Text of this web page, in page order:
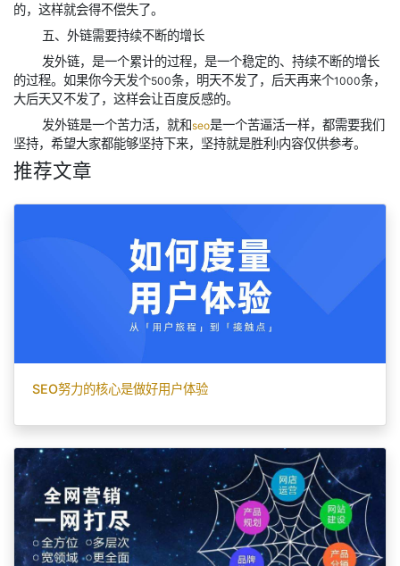
的，这样就会得不偿失了。
五、外链需要持续不断的增长
发外链，是一个累计的过程，是一个稳定的、持续不断的增长
的过程。如果你今天发个500条，明天不发了，后天再来个1000条，
大后天又不发了，这样会让百度反感的。
发外链是一个苦力活，就和seo是一个苦逼活一样，都需要我们
坚持，希望大家都能够坚持下来，坚持就是胜利 !内容仅供参考。
推荐文章
SEO努力的核心是做好用户体验